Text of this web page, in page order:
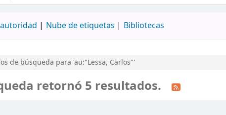
Nube de etiquetas Bibliotecas
de búsqueda para 'au:"Lessa, Carlos"'
retornó 5 resultados.